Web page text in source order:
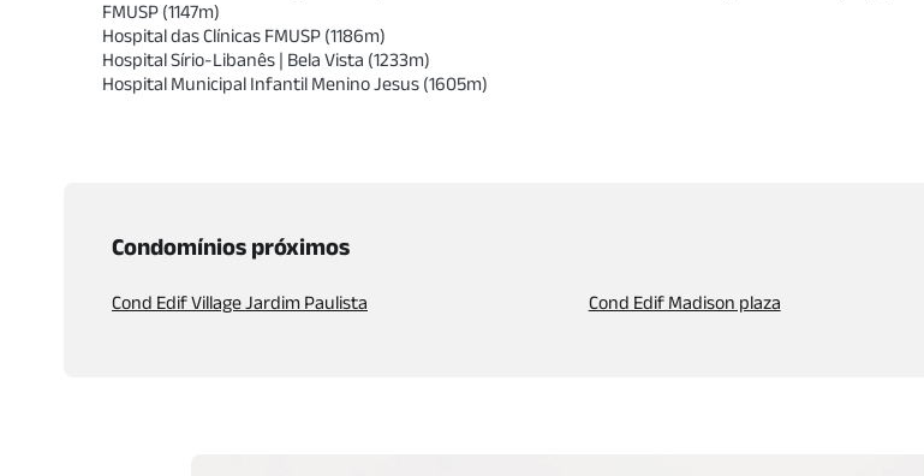
FMUSP (1147m)
Hospital das Clínicas FMUSP (1186m)
Hospital Sírio-Libanês | Bela Vista (1233m)
Hospital Municipal Infantil Menino Jesus (1605m)
Condomínios próximos
Cond Edif Village Jardim Paulista Cond Edif Madison plaza